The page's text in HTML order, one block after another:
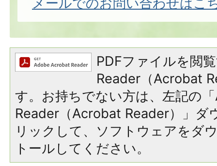
PDFファイルを閲
Reader（Acrobat
す。お持ちでない方は、左記の
Reader（Acrobat Reader）」ダ
リックして、ソフトウェアをダ
トールしてください。